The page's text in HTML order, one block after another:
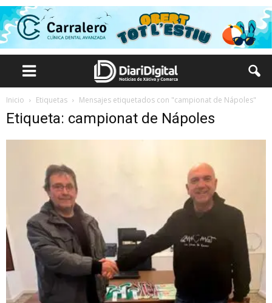
Inicio Etiquetas Mensajes etiquetados con "campionat de Nápoles"
Etiqueta: campionat de Nápoles